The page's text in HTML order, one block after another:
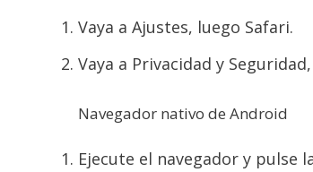
Vaya a Ajustes, luego Safari.
Vaya a Privacidad y
Navegador nativo de Android
Ejecute el navegador y pulse